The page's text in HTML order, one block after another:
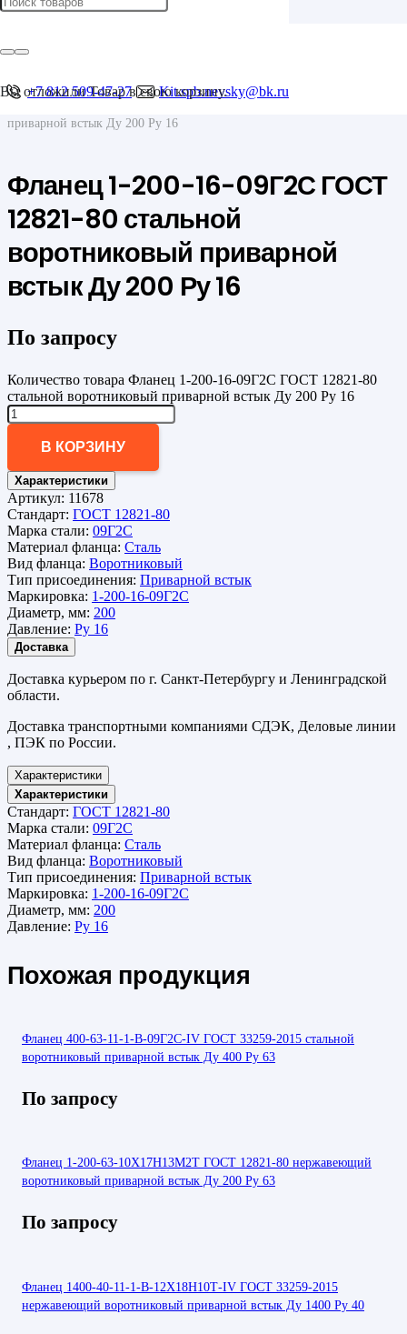
+7 812 509-47-27 Kit.spb.nevsky@bk.ru
Вы отложилиТоварв свою корзину.
Главная
/
приварной встык Ду 200 Ру 16
Фланец 1-200-16-09Г2С ГОСТ
12821-80 стальной
воротниковый приварной
встык Ду 200 Ру 16
По запросу
Количество товара Фланец 1-200-16-09Г2С ГОСТ 12821-80
стальной воротниковый приварной встык Ду 200 Ру 16
В КОРЗИНУ
Характеристики
Артикул: 11678
Стандарт: ГОСТ 12821-80
Марка стали: 09Г2С
Материал фланца: Сталь
Вид фланца: Воротниковый
Тип присоединения: Приварной встык
Маркировка: 1-200-16-09Г2С
Диаметр, мм: 200
Давление: Ру 16
Доставка
Доставка курьером по г. Санкт-Петербургу и Ленинградской
области.
Доставка транспортными компаниями СДЭК, Деловые линии
, ПЭК по России.
Характеристики
Характеристики
Стандарт: ГОСТ 12821-80
Марка стали: 09Г2С
Материал фланца: Сталь
Вид фланца: Воротниковый
Тип присоединения: Приварной встык
Маркировка: 1-200-16-09Г2С
Диаметр, мм: 200
Давление: Ру 16
Похожая продукция
Фланец 400-63-11-1-В-09Г2С-IV ГОСТ 33259-2015 стальной
воротниковый приварной встык Ду 400 Ру 63
По запросу
Фланец 1-200-63-10Х17Н13М2Т ГОСТ 12821-80 нержавеющий
воротниковый приварной встык Ду 200 Ру 63
По запросу
Фланец 1400-40-11-1-В-12Х18Н10Т-IV ГОСТ 33259-2015
нержавеющий воротниковый приварной встык Ду 1400 Ру 40